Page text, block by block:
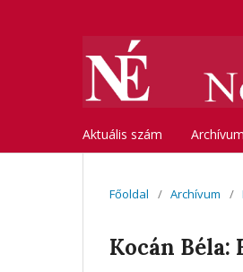
Aktuális szám Archívum
Főoldal / Archívum /
Kocán